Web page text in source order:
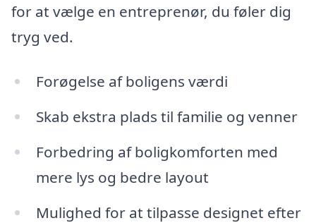
for at vælge en entreprenør, du føler dig
tryg ved.
Forøgelse af boligens værdi
Skab ekstra plads til familie og venner
Forbedring af boligkomforten med
mere lys og bedre layout
Mulighed for at tilpasse designet efter